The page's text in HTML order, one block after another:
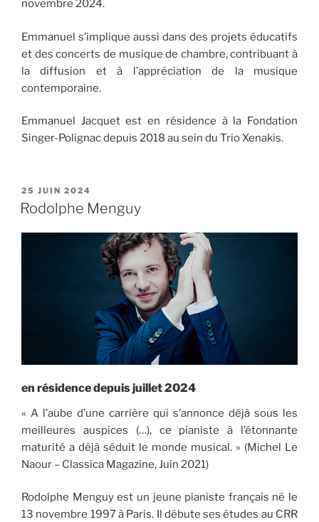
novembre 2024.
Emmanuel s’implique aussi dans des projets éducatifs
et des concerts de musique de chambre, contribuant à
la diffusion et à l’appréciation de la musique
contemporaine.
Emmanuel Jacquet est en résidence à la Fondation
Singer-Polignac depuis 2018 au sein du Trio Xenakis.
PUBLIÉ
LE
25 JUIN 2024
Rodolphe Menguy
en résidence depuis juillet 2024
« A l’aube d’une carrière qui s’annonce déjà sous les
meilleures auspices (…), ce pianiste à l’étonnante
maturité a déjà séduit le monde musical. » (Michel Le
Naour – Classica Magazine, Juin 2021)
Rodolphe Menguy est un jeune pianiste français né le
13 novembre 1997 à Paris. Il débute ses études au CRR